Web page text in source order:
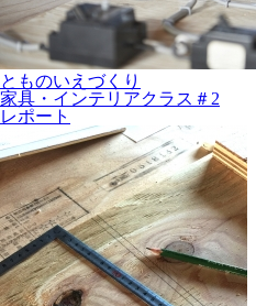
とものいえづくり
家具・インテリアクラス＃2
レポート